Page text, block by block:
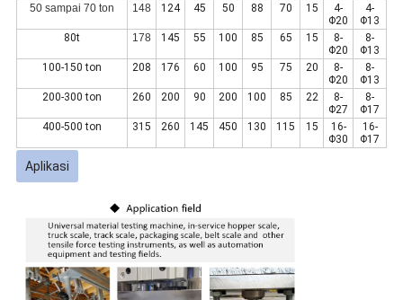
50 sampai 70 ton 148 124 45 50 88 70 15
4-
Φ20
4-
Φ13
80t
178 145 55 100 85 65 15
8-
Φ20
8-
Φ13
100-150 ton
208 176 60 100 95 75 20
8-
Φ20
8-
Φ13
200-300 ton
260 200 90 200 100 85 22
8-
Φ27
8-
Φ17
400-500 ton
315 260 145 450 130 115 15
16-
Φ30
16-
Φ17
Aplikasi